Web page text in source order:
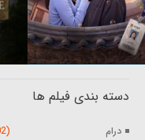
دسته بندی فیلم ها
درام (22602)